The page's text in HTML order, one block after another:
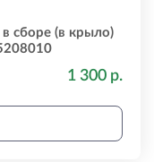
сборе (в крыло)
1 300 р.